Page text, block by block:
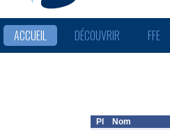
ACCUEIL DÉCOUVRIR FFE
Pl Nom